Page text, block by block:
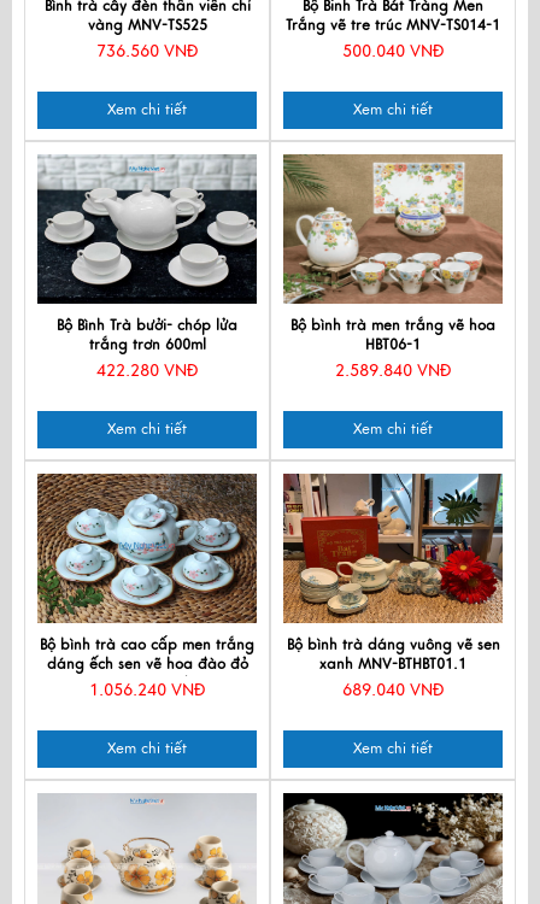
Bình trà cây đèn thần viền chỉ
vàng MNV-TS525
736.560 VNĐ
Xem chi tiết
Bộ Binh Trà Bát Tràng Men
Trắng vẽ tre trúc MNV-TS014-1
500.040 VNĐ
Xem chi tiết
Bộ Bình Trà bưởi- chóp lửa
trắng trơn 600ml
422.280 VNĐ
Xem chi tiết
Bộ bình trà men trắng vẽ hoa
HBT06-1
2.589.840 VNĐ
Xem chi tiết
Bộ bình trà cao cấp men trắng
dáng ếch sen vẽ hoa đào đỏ
MNV-TS450/1
1.056.240 VNĐ
Xem chi tiết
Bộ bình trà dáng vuông vẽ sen
xanh MNV-BTHBT01.1
689.040 VNĐ
Xem chi tiết